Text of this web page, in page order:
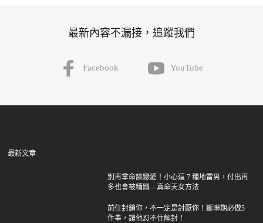
最新內容不漏接，追蹤我們
Facebook YouTube
最新文章
別再拿命談戀愛！小心這 7 種地雷男，付出再
多也會被糟蹋 – 真命天女方法
前任封鎖你，不一定是討厭你！斷聯期必做5
件事，讓他忍不住解封！